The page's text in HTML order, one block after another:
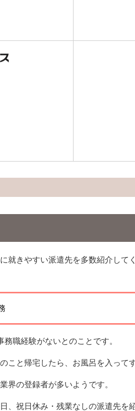
就きやすい派遣先を多数紹介して
職経験がないとのことです。
こと帰宅したら、お風呂を入って
界の登録者が多いようです。
、祝日休み・残業なしの派遣先を